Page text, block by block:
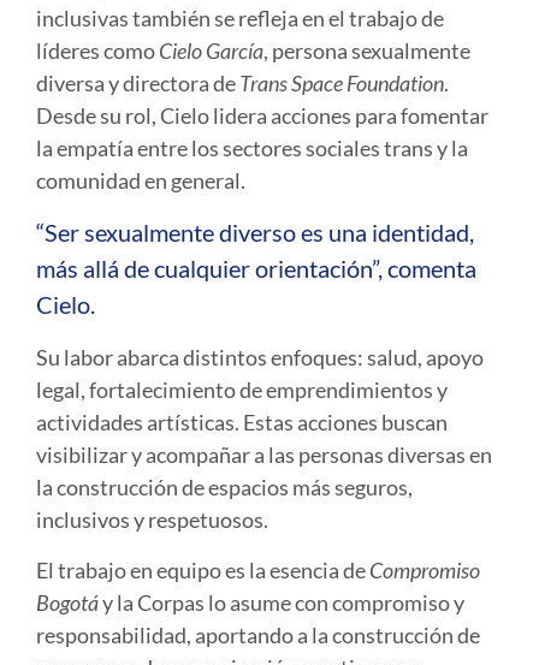
inclusivas también se refleja en el trabajo de
líderes comoCielo García, persona sexualmente
diversa y directora deTrans Space Foundation.
Desde su rol, Cielo lidera acciones para fomentar
la empatía entre los sectores sociales trans y la
comunidad en general.
“Ser sexualmente diverso es una identidad,
más allá de cualquier orientación”, comenta
Cielo.
Su labor abarca distintos enfoques: salud, apoyo
legal, fortalecimiento de emprendimientos y
actividades artísticas. Estas acciones buscan
visibilizar y acompañar a las personas diversas en
la construcción de espacios más seguros,
inclusivos y respetuosos.
El trabajo en equipo es la esencia deCompromiso
Bogotáy la Corpas lo asume con compromiso y
responsabilidad, aportando a la construcción de